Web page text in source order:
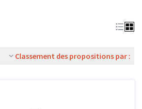
Classement des propositions par :